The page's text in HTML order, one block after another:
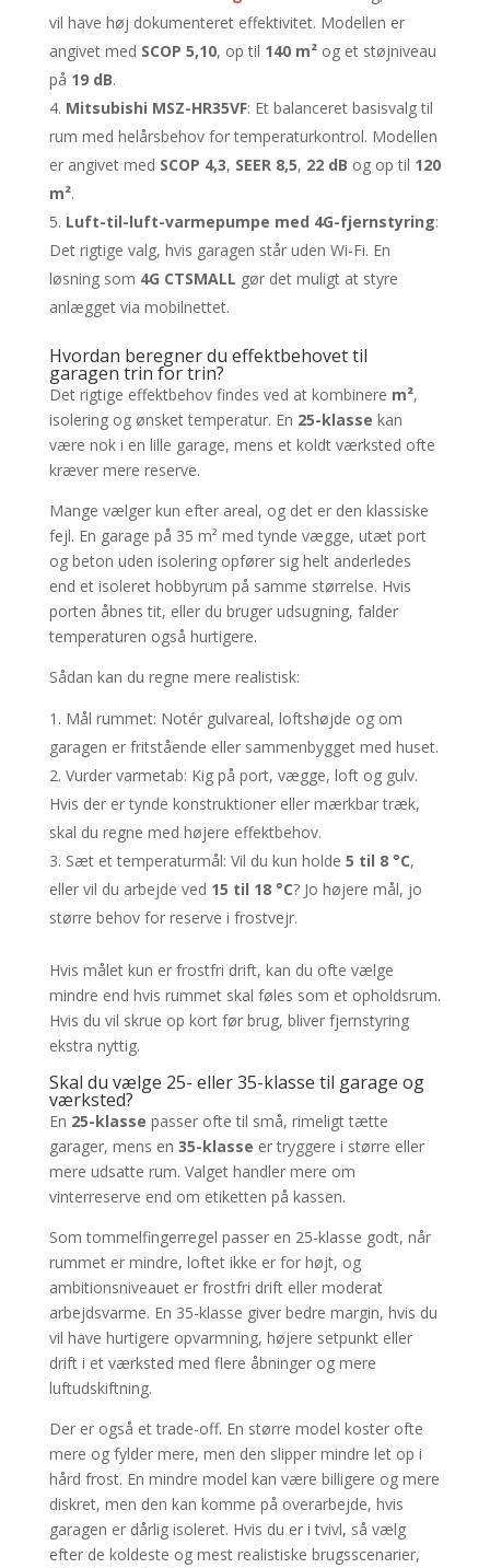
vil have høj dokumenteret effektivitet. Modellen er
angivet med SCOP 5,10, op til 140 m²og et støjniveau
på 19 dB.
Mitsubishi MSZ-HR35VF: Et balanceret basisvalg til
rum med helårsbehov for temperaturkontrol. Modellen
er angivet med SCOP 4,3, SEER 8,5, 22 dB og op til 120
m².
Luft-til-luft-varmepumpe med 4G-fjernstyring:
Det rigtige valg, hvis garagen står uden Wi-Fi. En
løsning som 4G CTSMALL gør det muligt at styre
anlægget via mobilnettet.
Hvordan beregner du effektbehovet til
garagen trin for trin?
Det rigtige effektbehov findes ved at kombinere m²,
isolering og ønsket temperatur. En 25-klasse kan
være nok i en lille garage, mens et koldt værksted ofte
kræver mere reserve.
Mange vælger kun efter areal, og det er den klassiske
fejl. En garage på 35 m² med tynde vægge, utæt port
og beton uden isolering opfører sig helt anderledes
end et isoleret hobbyrum på samme størrelse. Hvis
porten åbnes tit, eller du bruger udsugning, falder
temperaturen også hurtigere.
Sådan kan du regne mere realistisk:
Mål rummet: Notér gulvareal, loftshøjde og om
garagen er fritstående eller sammenbygget med huset.
Vurder varmetab: Kig på port, vægge, loft og gulv.
Hvis der er tynde konstruktioner eller mærkbar træk,
skal du regne med højere effektbehov.
Sæt et temperaturmål: Vil du kun holde 5 til 8 °C,
eller vil du arbejde ved 15 til 18 °C? Jo højere mål, jo
større behov for reserve i frostvejr.
Hvis målet kun er frostfri drift, kan du ofte vælge
mindre end hvis rummet skal føles som et opholdsrum.
Hvis du vil skrue op kort før brug, bliver fjernstyring
ekstra nyttig.
Skal du vælge 25- eller 35-klasse til garage og
værksted?
En 25-klasse passer ofte til små, rimeligt tætte
garager, mens en 35-klasse er tryggere i større eller
mere udsatte rum. Valget handler mere om
vinterreserve end om etiketten på kassen.
Som tommelfingerregel passer en 25-klasse godt, når
rummet er mindre, loftet ikke er for højt, og
ambitionsniveauet er frostfri drift eller moderat
arbejdsvarme. En 35-klasse giver bedre margin, hvis du
vil have hurtigere opvarmning, højere setpunkt eller
drift i et værksted med flere åbninger og mere
luftudskiftning.
Der er også et trade-off. En større model koster ofte
mere og fylder mere, men den slipper mindre let op i
hård frost. En mindre model kan være billigere og mere
diskret, men den kan komme på overarbejde, hvis
garagen er dårlig isoleret. Hvis du er i tvivl, så vælg
efter de koldeste og mest realistiske brugsscenarier,